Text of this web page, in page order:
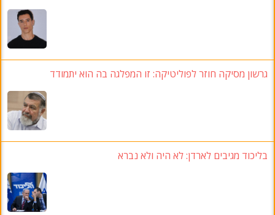
גרשון מסיקה חוזר לפוליטיקה: זו המפלגה בה הוא יתמודד
בליכוד מגיבים לארדן: לא היה ולא נברא